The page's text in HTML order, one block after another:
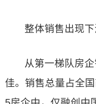
整体销售出现
从第一梯队房
佳。销售总量占全